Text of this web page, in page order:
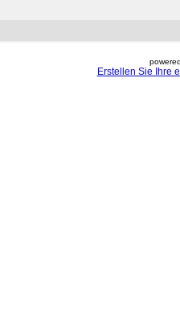
Erstellen Sie Ihre